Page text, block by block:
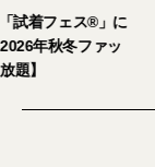
試着フェス®︎」に
年秋冬ファッ
題】